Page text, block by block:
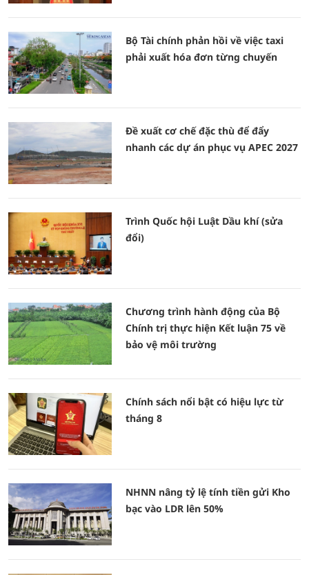
Bộ Tài chính phản hồi về việc taxi
phải xuất hóa đơn từng chuyến
Đề xuất cơ chế đặc thù để đẩy
nhanh các dự án phục vụ APEC 2027
Trình Quốc hội Luật Dầu khí (sửa
đổi)
Chương trình hành động của Bộ
Chính trị thực hiện Kết luận 75 về
bảo vệ môi trường
Chính sách nổi bật có hiệu lực từ
tháng 8
NHNN nâng tỷ lệ tính tiền gửi Kho
bạc vào LDR lên 50%